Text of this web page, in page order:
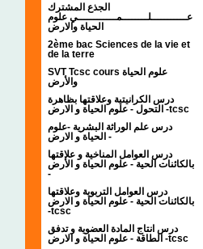
الجذع المشترك
عـــــــــــلــــــــمــــــــــــي علوم
الحياة والارض
2ème bac Sciences de la vie et
de la terre
SVT Tcsc cours علوم الحياة
والأرض
درس الكرانيتية وعلاقتها بظاهرة
التحول - علوم الحياة و الارض -tcsc
درس علم الوراثة البشرية -علوم
الحياة و الارض -
درس العوامل المناخية و علاقتها
بالكائنات الحية - علوم الحياة و الأرض
-
درس العوامل التربوية وعلاقتها
بالكائنات الحية - علوم الحياة و الارض
-tcsc
درس انتاج المادة العضوية و تدفق
الطاقة - علوم الحياة و الارض -tcsc